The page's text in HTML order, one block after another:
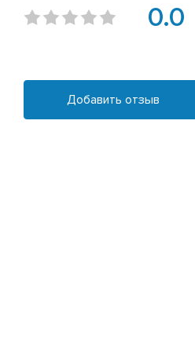
0.0
Добавить отзыв